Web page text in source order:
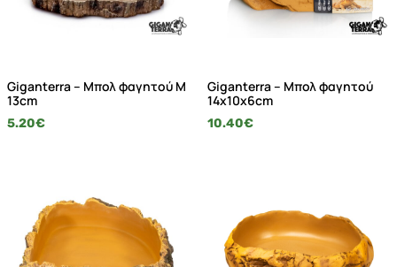
Giganterra – Μπολ φαγητού M
13cm
5.20€
Giganterra – Μπολ φαγητού
14x10x6cm
10.40€